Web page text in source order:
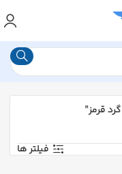
قرمز”
فیلتر ها